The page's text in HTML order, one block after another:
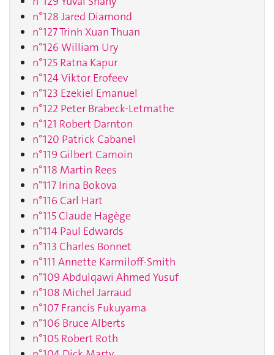
n°128 Jared Diamond
n°127 Trinh Xuan Thuan
n°126 William Ury
n°125 Ratna Kapur
n°124 Viktor Erofeev
n°123 Ezekiel Emanuel
n°122 Peter Brabeck-Letmathe
n°121 Robert Darnton
n°120 Patrick Cabanel
n°119 Gilbert Camoin
n°118 Martin Rees
n°117 Irina Bokova
n°116 Carl Hart
n°115 Claude Hagège
n°114 Paul Edwards
n°113 Charles Bonnet
n°111 Annette Karmiloff-Smith
n°109 Abdulqawi Ahmed Yusuf
n°108 Michel Jarraud
n°107 Francis Fukuyama
n°106 Bruce Alberts
n°105 Robert Roth